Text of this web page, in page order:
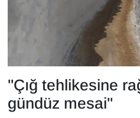
"Çığ tehlikesine
gündüz mesai"
VAN'DA SPOR
YAŞAM
YEREL